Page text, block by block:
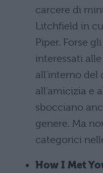
carcere di
Litchfield in
Piper. Forse
interessati
all'interno del
all'amicizia e
sbocciano
genere. Ma
categorici
How I Met